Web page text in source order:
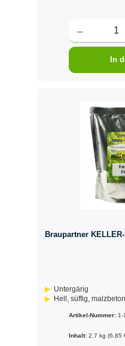
In
Braupartner
Untergärig
Hell, süffig,
Artikel-Nummer: 1-
Inhalt: 2.7 kg (6,85